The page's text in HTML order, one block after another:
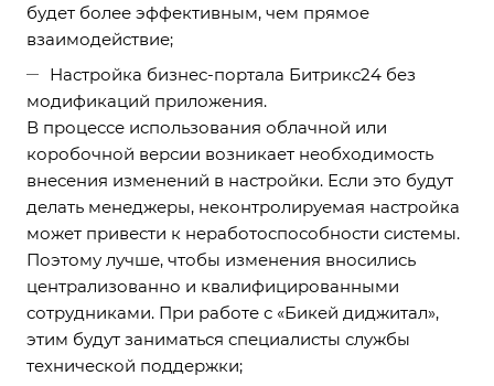
будет более эффективным, чем прямое
взаимодействие;
Настройка бизнес-портала Битрикс24 без
модификаций приложения.
В процессе использования облачной или
коробочной версии возникает необходимость
внесения изменений в настройки. Если это будут
делать менеджеры, неконтролируемая настройка
может привести к неработоспособности системы.
Поэтому лучше, чтобы изменения вносились
централизованно и квалифицированными
сотрудниками. При работе с «Бикей диджитал»,
этим будут заниматься специалисты службы
технической поддержки;